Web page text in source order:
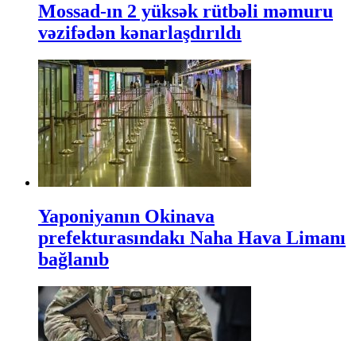
Mossad-ın 2 yüksək rütbəli məmuru
vəzifədən kənarlaşdırıldı
Yaponiyanın Okinava
prefekturasındakı Naha Hava Limanı
bağlanıb